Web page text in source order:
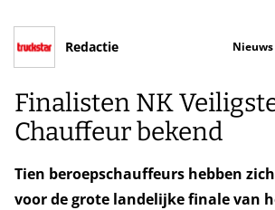
Redactie Nieuws
Finalisten NK
Chauffeur bekend
Tien beroepschauffeurs hebben
voor de grote landelijke finale van